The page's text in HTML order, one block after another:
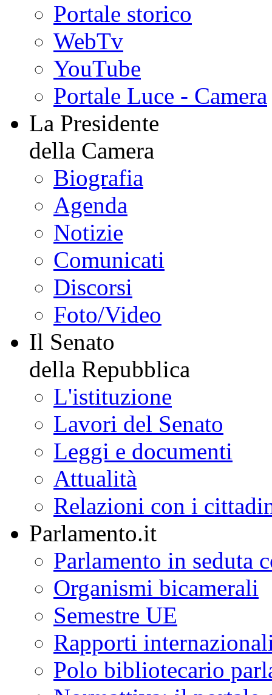
Portale storico
WebTv
YouTube
Portale Luce - Camera
La Presidente
della Camera
Biografia
Agenda
Notizie
Comunicati
Discorsi
Foto/Video
Il Senato
della Repubblica
L'istituzione
Lavori del Senato
Leggi e documenti
Attualità
Relazioni con i
Parlamento.it
Parlamento in seduta
Organismi bicamerali
Semestre UE
Rapporti
Polo bibliotecario